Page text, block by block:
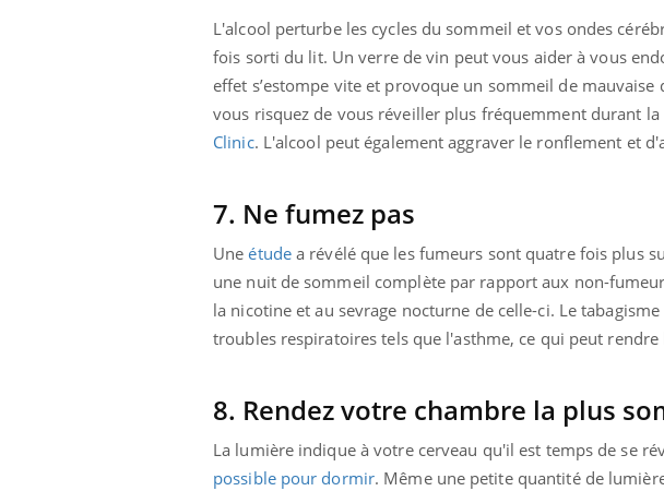
L'alcool perturbe les cycles du sommeil et vos ondes
fois sorti du lit. Un verre de vin peut vous aider à vous
effet s’estompe vite et provoque un sommeil de
vous risquez de vous réveiller plus fréquemment durant
Clinic. L'alcool peut également aggraver le ronflement et
7. Ne fumez pas
Uneétudea révélé que les fumeurs sont quatre fois plus
une nuit de sommeil complète par rapport aux non-
la nicotine et au sevrage nocturne de celle-ci. Le
troubles respiratoires tels que l'asthme, ce qui peut
8. Rendez votre chambre la plus
La lumière indique à votre cerveau qu'il est temps de se
possible pour dormir. Même une petite quantité de